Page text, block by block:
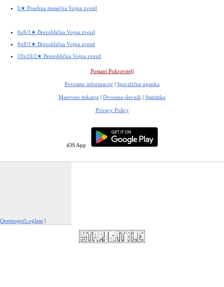
6★ Posebna mesečna Vojna zvezd
6x6/1★ Brezoblična Vojna zvezd
8x8/1★ Brezoblična Vojna zvezd
10x10/2★ Brezoblična Vojna zvezd
Postani Pokrovitelj
Povratne informacije | Specifična uganka
Masovno tiskanje | Dvorana slavnih | Statistika
Privacy Policy
iOS App
Onemogoči oglase |